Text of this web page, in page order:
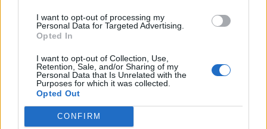
I want to opt-out of processing my
Personal Data for Targeted Advertising.
Opted In
I want to opt-out of Collection, Use,
Retention, Sale, and/or Sharing of my
Personal Data that Is Unrelated with the
Purposes for which it was collected.
Opted Out
CONFIRM
Altri articoli che potrebbero piacerti